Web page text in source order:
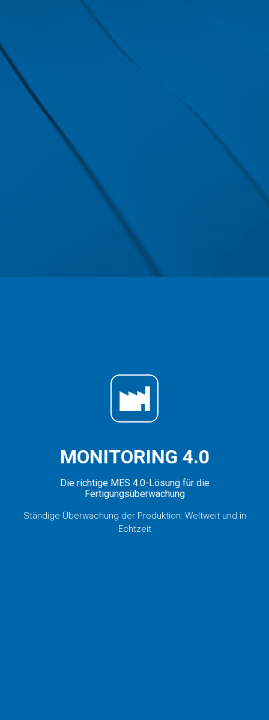
MONITORING 4.0
Die richtige MES 4.0-Lösung für die
Fertigungsüberwachung
Ständige Überwachung der Produktion: Weltweit und in
Echtzeit